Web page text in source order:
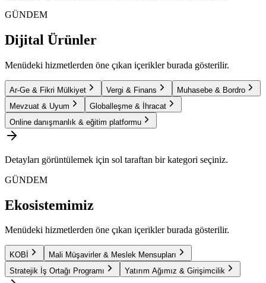
GÜNDEM
Dijital Ürünler
Menüdeki hizmetlerden öne çıkan içerikler burada gösterilir.
Ar-Ge & Fikri Mülkiyet Vergi & Finans
Muhasebe & Bordro
Mevzuat & Uyum
Globalleşme & İhracat
Online danışmanlık & eğitim platformu
Detayları görüntülemek için sol taraftan bir kategori seçiniz.
GÜNDEM
Ekosistemimiz
Menüdeki hizmetlerden öne çıkan içerikler burada gösterilir.
KOBİ
Mali Müşavirler & Meslek Mensupları
Stratejik İş Ortağı Programı
Yatırım Ağımız & Girişimcilik